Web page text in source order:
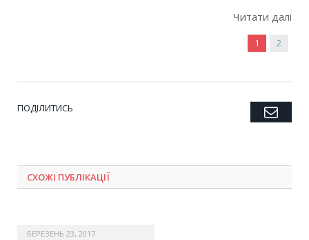
Читати далі
1 2
ПОДІЛИТИСЬ Twitter
Facebook
Google+
Pinterest
LinkedIn
Tumblr
СХОЖІ ПУБЛІКАЦІЇ
БЕРЕЗЕНЬ 23, 2017